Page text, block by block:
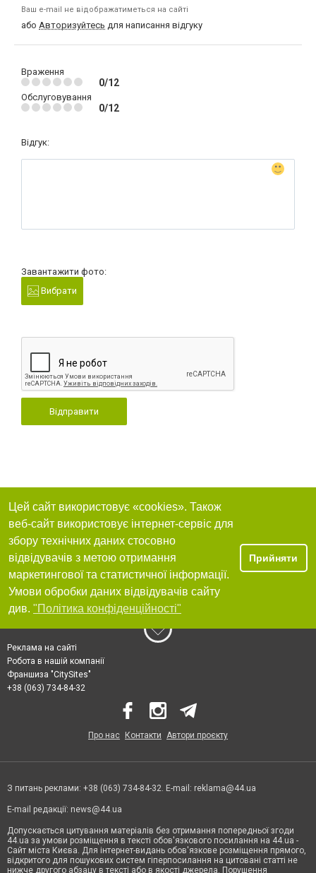
Ваш e-mail не відображатиметься на сайті
або Авторизуйтесь для написання відгуку
Враження
0/12
Обслуговування
0/12
Відгук:
Завантажити фото:
Вибрати
Відправити
Цей сайт використовує «cookies». Також
веб-сайт використовує інтернет-сервіс для
збору технічних даних стосовно
відвідувачів з метою отримання
маркетингової та статистичної інформації.
Умови обробки даних відвідувачів сайту
див. "Політика конфіденційності"
Прийняти
Реклама на сайті
Робота в нашій компанії
Франшиза "CitySites"
+38 (063) 734-84-32
Про нас Контакти Автори проєкту
З питань реклами: +38 (063) 734-84-32. E-mail: reklama@44.ua
E-mail редакції: news@44.ua
Допускається цитування матеріалів без отримання попередньої згоди
44.ua за умови розміщення в тексті обов'язкового посилання на 44.ua -
Сайт міста Києва. Для інтернет-видань обов'язкове розміщення прямого,
відкритого для пошукових систем гіперпосилання на цитовані статті не
нижче другого абзацу в тексті або в якості джерела. Порушення